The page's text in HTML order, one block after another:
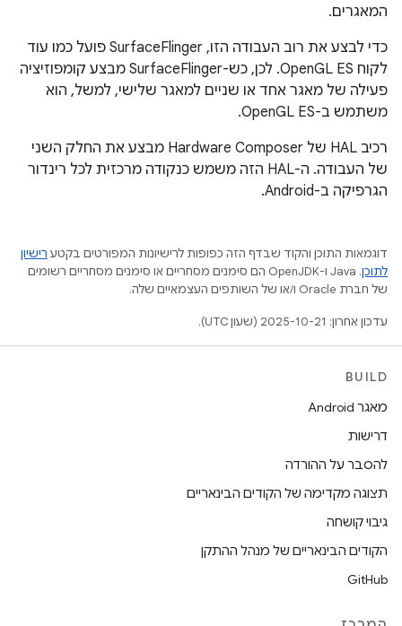
המאגרים.
כדי לבצע את רוב העבודה הזו, SurfaceFlinger פועל כמו עוד
לקוח OpenGL ES. לכן, כש-SurfaceFlinger מבצע קומפוזיציה
פעילה של מאגר אחד או שניים למאגר שלישי, למשל, הוא
משתמש ב-OpenGL ES.
רכיב HAL של Hardware Composer מבצע את החלק השני
של העבודה. ה-HAL הזה משמש כנקודה מרכזית לכל רינדור
הגרפיקה ב-Android.
דוגמאות התוכן והקוד שבדף הזה כפופות לרישיונות המפורטים בקטע רישיון
לתוכן
.‏ Java ו-OpenJDK הם סימנים מסחריים או סימנים מסחריים רשומים
של חברת Oracle ו/או של השותפים העצמאיים שלה.
עדכון אחרון: 2025-10-21 (שעון UTC).
BUILD
מאגר Android
דרישות
להסבר על ההורדה
תצוגה מקדימה של הקודים הבינאריים
גיבוי קושחה
הקודים הבינאריים של מנהל ההתקן
GitHub